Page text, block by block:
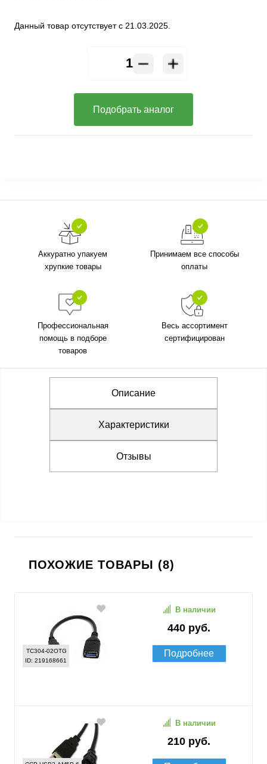
Данный товар отсутствует с 21.03.2025.
Подобрать аналог
Аккуратно упакуем
хрупкие товары
Принимаем все способы
оплаты
Профессиональная
помощь в подборе
товаров
Весь ассортимент
сертифицирован
Описание
Характеристики
Отзывы
ПОХОЖИЕ ТОВАРЫ (8)
TC304-02OTG
ID: 219168661
440 руб.
В наличии
Подробнее
210 руб.
В наличии